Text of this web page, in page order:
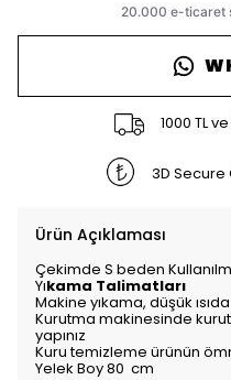
1000 TL
3D
Ürün Açıklaması
Çekimde S beden
Yıkama Talimatları
Makine yıkama, düşük
Kurutma makinesinde
yapınız
Kuru temizleme ürünün
Yelek Boy 80 cm